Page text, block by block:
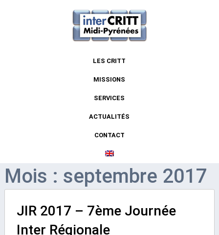
LES CRITT
MISSIONS
SERVICES
ACTUALITÉS
CONTACT
Mois : septembre 2017
JIR 2017 – 7ème Journée
Inter Régionale